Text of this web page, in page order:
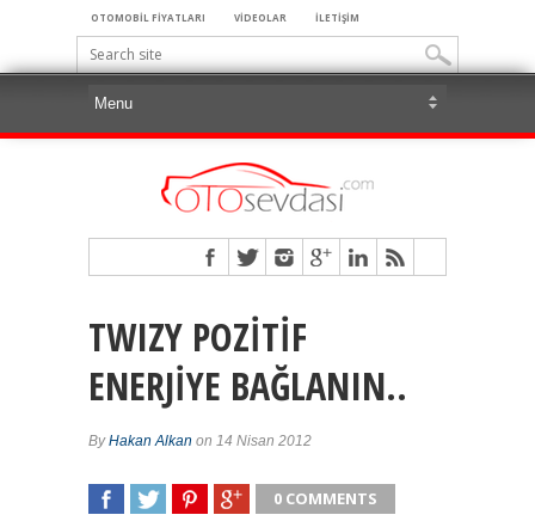
OTOMOBİL FİYATLARI VİDEOLAR İLETİŞİM
TWIZY POZİTİF
ENERJİYE BAĞLANIN..
ByHakan Alkan on 14 Nisan 2012
0 COMMENTS